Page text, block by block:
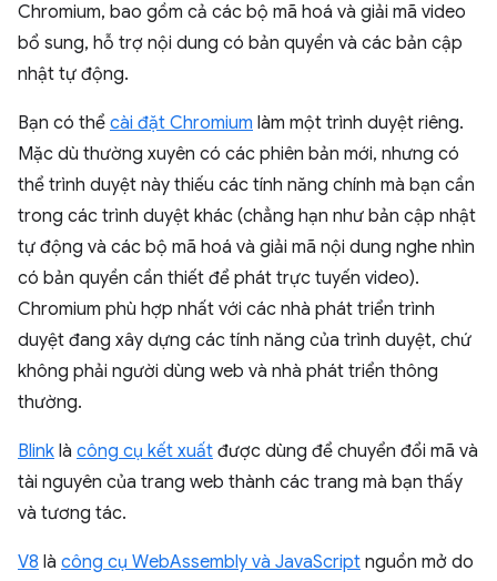
Chromium, bao gồm cả các bộ mã hoá và giải mã video
bổ sung, hỗ trợ nội dung có bản quyền và các bản cập
nhật tự động.
Bạn có thể cài đặt Chromium làm một trình duyệt riêng.
Mặc dù thường xuyên có các phiên bản mới, nhưng có
thể trình duyệt này thiếu các tính năng chính mà bạn cần
trong các trình duyệt khác (chẳng hạn như bản cập nhật
tự động và các bộ mã hoá và giải mã nội dung nghe nhìn
có bản quyền cần thiết để phát trực tuyến video).
Chromium phù hợp nhất với các nhà phát triển trình
duyệt đang xây dựng các tính năng của trình duyệt, chứ
không phải người dùng web và nhà phát triển thông
thường.
Blink là công cụ kết xuất được dùng để chuyển đổi mã và
tài nguyên của trang web thành các trang mà bạn thấy
và tương tác.
V8 là công cụ WebAssembly và JavaScript nguồn mở do